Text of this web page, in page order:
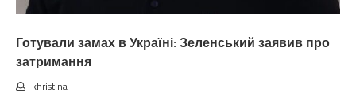
Готували замах в Україні: Зеленський заявив про
затримання
khristina